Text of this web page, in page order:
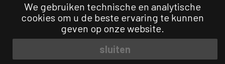
We gebruiken technische en analytische
cookies om u de beste ervaring te kunnen
geven op onze website.
sluiten
Chrysantenstraat 26
1020 Brussel
Tel: 02/474 06 03
© Kunsthumaniora Brussel. Alle rechten voorbehouden.